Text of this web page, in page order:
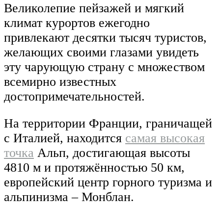
Великолепие пейзажей и мягкий
климат курортов ежегодно
привлекают десятки тысяч туристов,
желающих своими глазами увидеть
эту чарующую страну с множеством
всемирно известных
достопримечательностей.
На территории Франции, граничащей
с Италией, находится самая высокая
точка Альп, достигающая высоты
4810 м и протяжённостью 50 км,
европейский центр горного туризма и
альпинизма – Монблан.